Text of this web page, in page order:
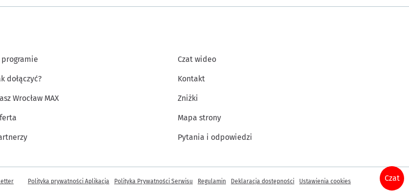
Czat
programie
dołączyć?
Wrocław MAX
Czat wideo
Kontakt
Zniżki
Mapa strony
Pytania i odpowiedzi
Polityka prywatności Aplikacja Polityka Prywatności Serwisu Regulamin Deklaracja dostępności Ustawienia cookies